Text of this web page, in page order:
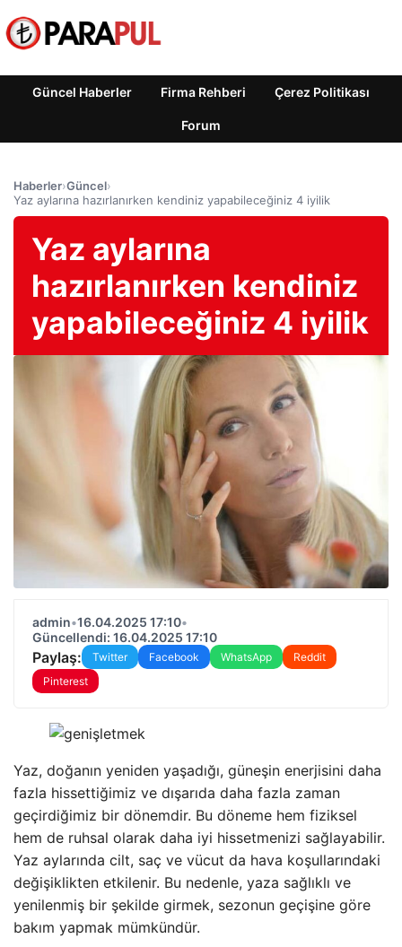
Güncel Haberler Firma Rehberi Çerez Politikası
Forum
Haberler›Güncel›
Yaz aylarına hazırlanırken kendiniz yapabileceğiniz 4 iyilik
Yaz aylarına
hazırlanırken kendiniz
yapabileceğiniz 4 iyilik
admin•16.04.2025 17:10•
Güncellendi: 16.04.2025 17:10
Paylaş: Twitter Facebook WhatsApp
Reddit
Pinterest
Yaz, doğanın yeniden yaşadığı, güneşin enerjisini daha
fazla hissettiğimiz ve dışarıda daha fazla zaman
geçirdiğimiz bir dönemdir. Bu döneme hem fiziksel
hem de ruhsal olarak daha iyi hissetmenizi sağlayabilir.
Yaz aylarında cilt, saç ve vücut da hava koşullarındaki
değişiklikten etkilenir. Bu nedenle, yaza sağlıklı ve
yenilenmiş bir şekilde girmek, sezonun geçişine göre
bakım yapmak mümkündür.